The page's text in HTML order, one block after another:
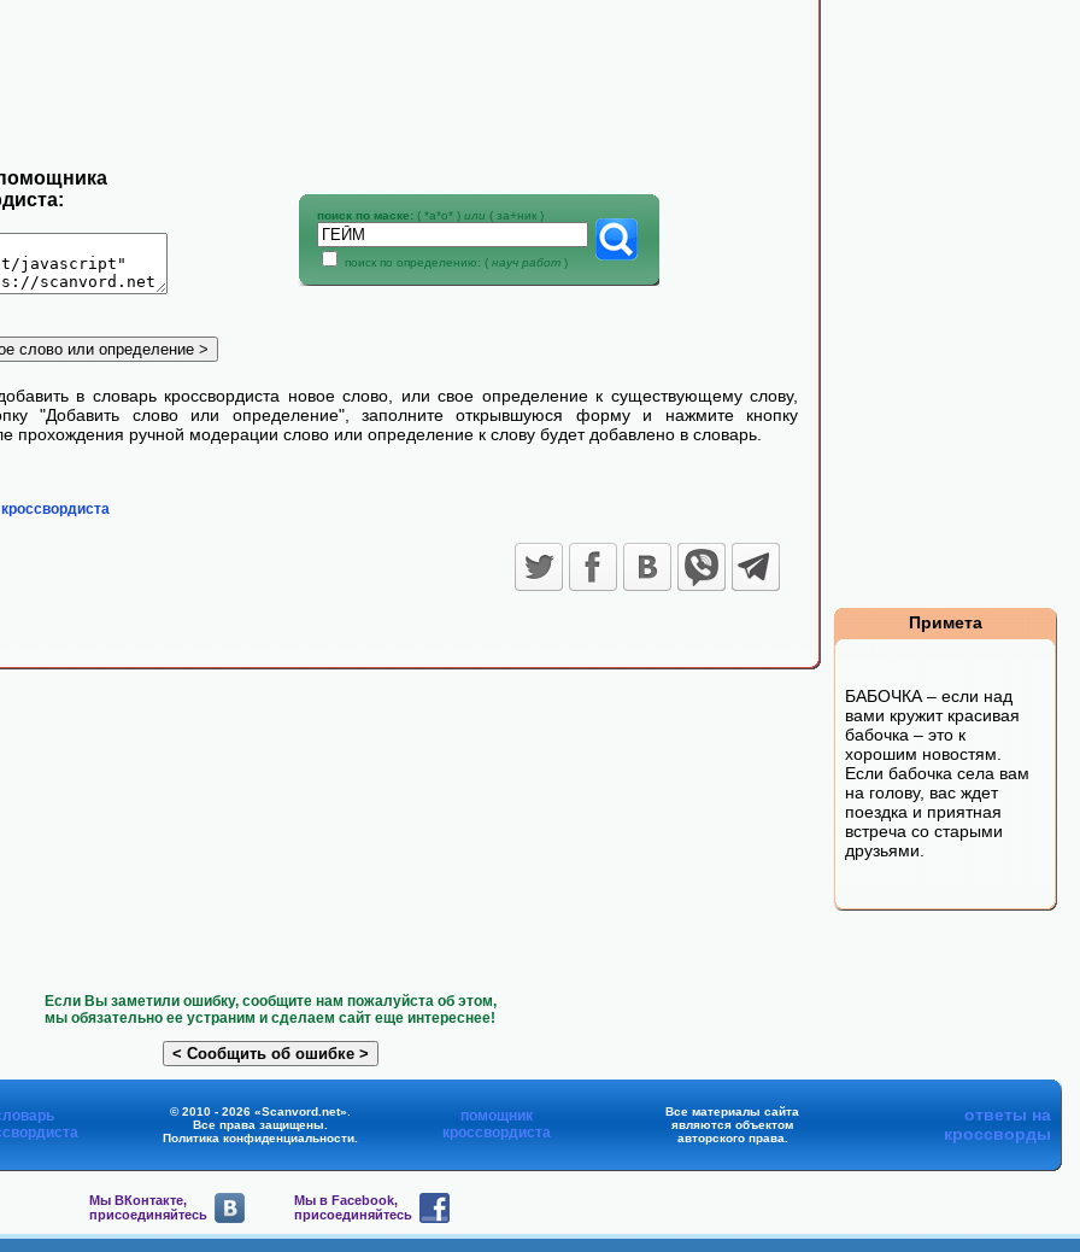
поиск по маске: ( *а*о* ) или ( за+ник )
поиск по определению: ( науч работ )
в словарь кроссвордиста новое слово, или свое определение к существующему слову,
"Добавить слово или определение", заполните открывшуюся форму и нажмите кнопку
прохождения ручной модерации слово или определение к слову будет добавлено в словарь.
Примета
БАБОЧКА – если над
вами кружит красивая
бабочка – это к
хорошим новостям.
Если бабочка села вам
на голову, вас ждет
поездка и приятная
встреча со старыми
друзьями.
Если Вы заметили ошибку, сообщите нам пожалуйста об этом,
мы обязательно ее устраним и сделаем сайт еще интереснее!
© 2010 - 2026 «Scanvord.net».
Все права защищены.
Политика конфиденциальности.
помощник
кроссвордиста
Все материалы сайта
являются объектом
авторского права.
ответы на
кроссворды
Мы ВКонтакте,
присоединяйтесь
Мы в Facebook,
присоединяйтесь